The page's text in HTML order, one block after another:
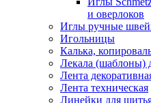
и оверлоков
Иглы ручные
Игольницы
Калька,
Лекала (шаблоны)
Лента
Лента техническая
Линейки для